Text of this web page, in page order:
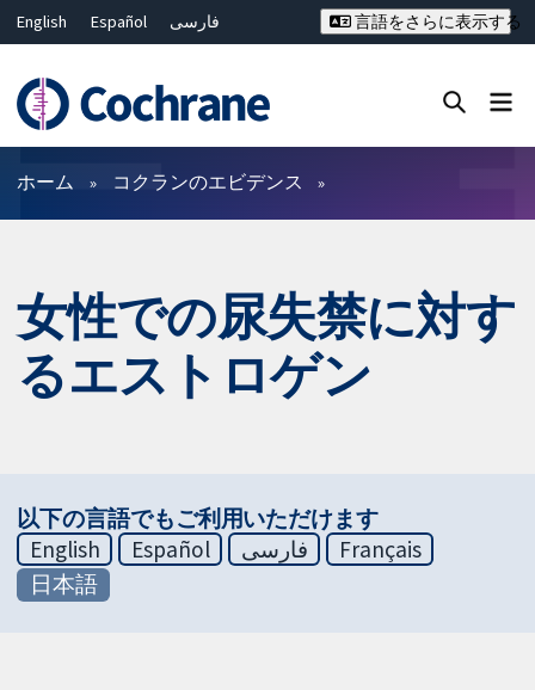
English Español
فارسی
Deutsch
Bahasa Malaysia
ไทย
繁體中文
简体中文
言語をさらに表示する
フィルター
ホーム コクランのエビデンス
女性での尿失禁に対す
るエストロゲン
以下の言語でもご利用いただけます
English
Español فارسی
Français
日本語